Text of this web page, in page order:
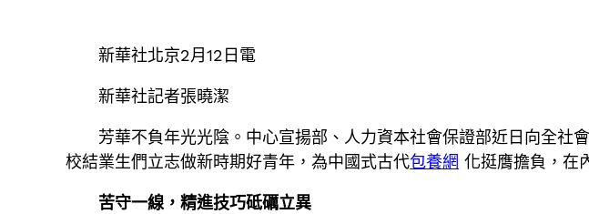
新華社北京2月12日電
新華社記者張曉潔
芳華不負年光光陰。中心宣揚部、人力資本社會保證部近日向全社
校結業生們立志做新時期好青年，為中國式古代包養網 化挺膺擔負，在
苦守一線，精進技巧砥礪立異